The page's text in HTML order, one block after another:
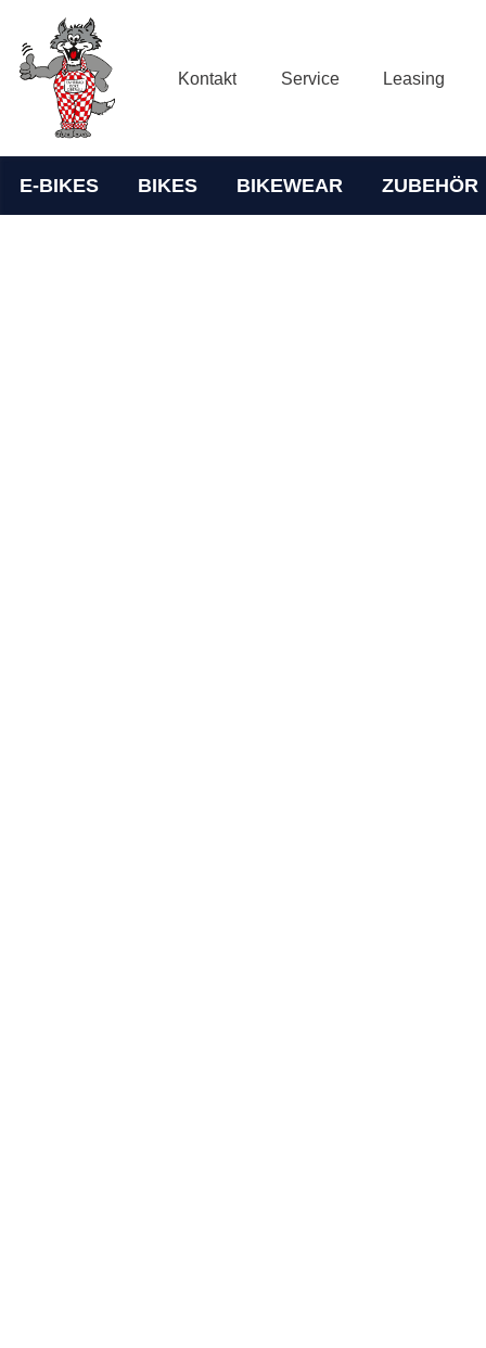
Kontakt Service Leasing
E-BIKES BIKES BIKEWEAR ZUBEHÖR